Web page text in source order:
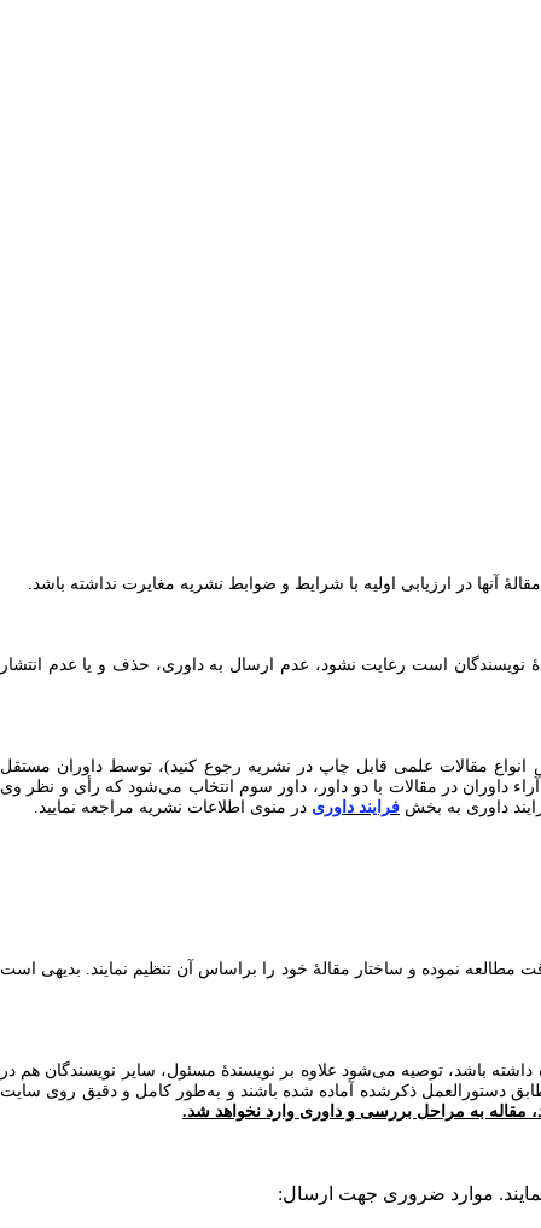
آنها در ارزیابی اولیه با شرایط و ضوابط نشریه مغایرت نداشته باشد.
نویسندگان است رعایت نشود، عدم ارسال به داوری، حذف و یا عدم انتشار
مقالات علمی قابل چاپ در نشریه رجوع کنید)، توسط داوران مستقل
داوران در مقالات با دو داور، داور سوم انتخاب می‌شود که رأی و نظر وی
داوری به بخش فرایند داوری در منوی اطلاعات نشریه مراجعه نمایید.
مطالعه نموده و ساختار مقالۀ خود را براساس آن تنظیم نمایند. بدیهی است
باشد، توصیه می‌شود علاوه بر نویسندۀ مسئول، سایر نویسندگان هم در
دستورالعمل ذکرشده آماده شده باشند و به‌طور کامل و دقیق روی سایت
مقاله به مراحل بررسی و داوری وارد نخواهد شد.
موارد ضروری جهت ارسال: